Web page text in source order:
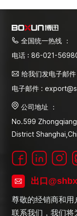
全国统一热线 ：
电话 : 86-021-
给我们发电子邮件
电子邮件 :
公司地址 ：
No.599
District
出口
尊敬的经销商和用
联系我们，我们将